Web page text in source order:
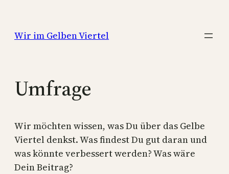
springen
Wir im Gelben Viertel
Umfrage
Wir möchten wissen, was Du über das Gelbe
Viertel denkst. Was findest Du gut daran und
was könnte verbessert werden? Was wäre
Dein Beitrag?